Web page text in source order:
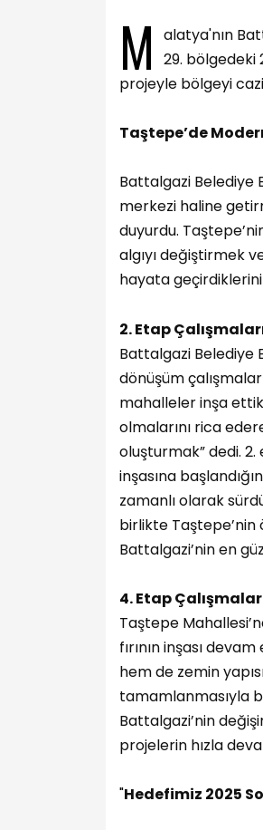
M
alatya'nın
29. bölgedeki
projeyle bölgeyi
Taştepe’de
Battalgazi Belediye
merkezi haline
duyurdu.
algıyı değiştirmek
hayata
2. Etap
Battalgazi Belediye
dönüşüm
mahalleler inşa
olmalarını rica
oluşturmak” dedi. 2.
inşasına
zamanlı olarak
birlikte Taştepe’nin
Battalgazi’nin en
4. Etap
Taştepe
fırının inşası
hem de zemin
tamamlanmasıyla
Battalgazi’nin
projelerin hızla
"Hedefimiz 2025